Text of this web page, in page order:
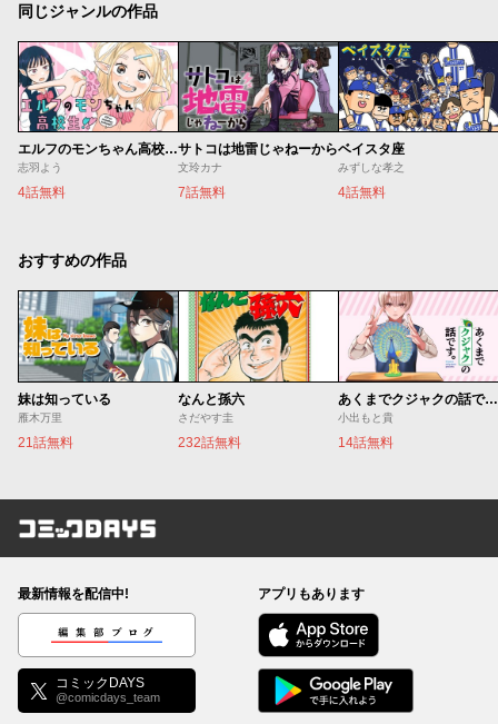
同じジャンルの作品
エルフのモンちゃん高校生!!
志羽よう
4話無料
サトコは地雷じゃねーから
文玲カナ
7話無料
ベイスタ座
みずしな孝之
4話無料
おすすめの作品
妹は知っている
雁木万里
21話無料
なんと孫六
さだやす圭
232話無料
あくまでクジャクの話です。
小出もと貴
14話無料
コミックDAYS
最新情報を配信中!
編集部ブログ
コミックDAYS
@comicdays_team
アプリもあります